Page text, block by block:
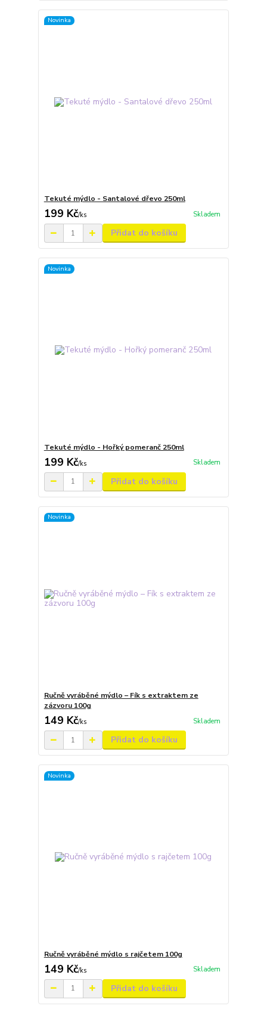
Novinka
Tekuté mýdlo - Santalové dřevo 250ml
199 Kč/ks Skladem
Přidat do košíku
Novinka
Tekuté mýdlo - Hořký pomeranč 250ml
199 Kč/ks Skladem
Přidat do košíku
Novinka
Ručně vyráběné mýdlo – Fík s extraktem ze
zázvoru 100g
149 Kč/ks Skladem
Přidat do košíku
Novinka
Ručně vyráběné mýdlo s rajčetem 100g
149 Kč/ks Skladem
Přidat do košíku